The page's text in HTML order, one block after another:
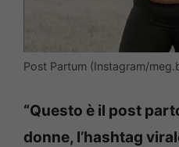
Post Partum (Instagram/
“Questo è il post
donne, l’hashtag